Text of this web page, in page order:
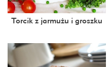
Torcik z jarmużu i groszku